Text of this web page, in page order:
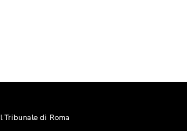
Tribunale di Roma